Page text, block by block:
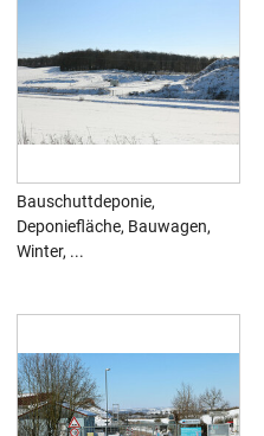
Bauschuttdeponie,
Deponiefläche, Bauwagen,
Winter, ...